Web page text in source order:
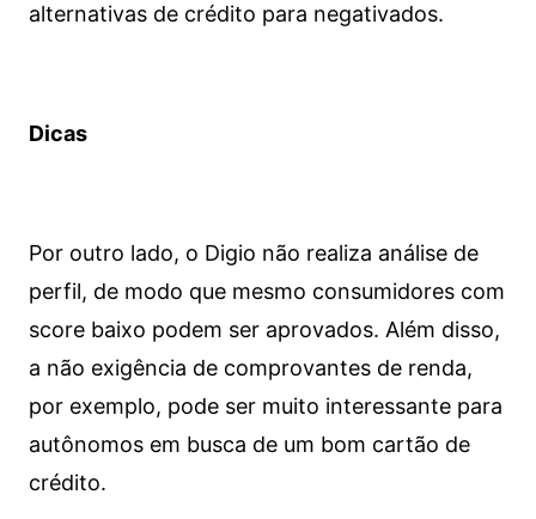
alternativas de crédito para negativados.
Dicas
Por outro lado, o Digio não realiza análise de
perfil, de modo que mesmo consumidores com
score baixo podem ser aprovados. Além disso,
a não exigência de comprovantes de renda,
por exemplo, pode ser muito interessante para
autônomos em busca de um bom cartão de
crédito.